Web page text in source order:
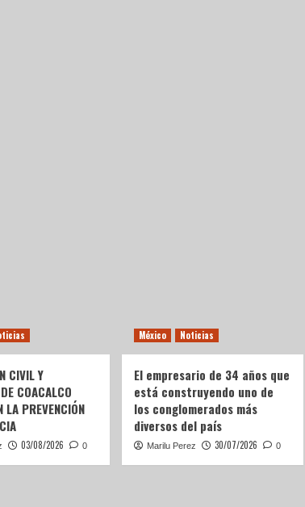
CIVIL Y
COACALCO
LA PREVENCIÓN
03/08/2026 0
México Noticias
El empresario de 34 años que
está construyendo uno de
los conglomerados más
diversos del país
Marilu Perez 30/07/2026 0